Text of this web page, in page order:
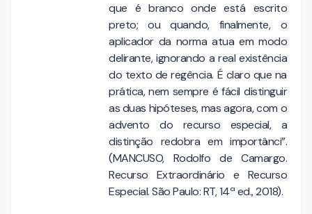
que é branco onde está escrito
preto; ou quando, finalmente, o
aplicador da norma atua em modo
delirante, ignorando a real existência
do texto de regência. É claro que na
prática, nem sempre é fácil distinguir
as duas hipóteses, mas agora, com o
advento do recurso especial, a
distinção redobra em importânci”.
(MANCUSO, Rodolfo de Camargo.
Recurso Extraordinário e Recurso
Especial. São Paulo: RT, 14ª ed., 2018).